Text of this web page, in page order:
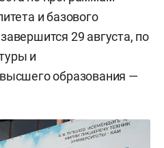
и базового
29 августа, по
и
образования —